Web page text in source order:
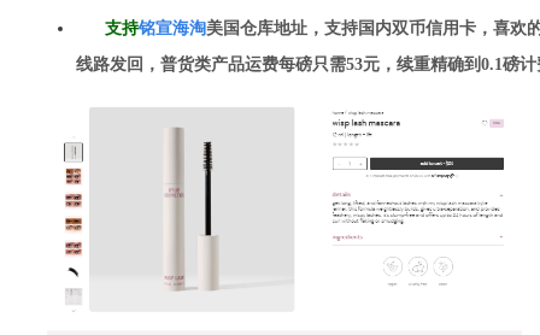
支持铭宣海淘美国仓库地址，支持国内双币信用卡，喜欢
线路发回，普货类产品运费每磅只需53元，续重精确到0.1磅计